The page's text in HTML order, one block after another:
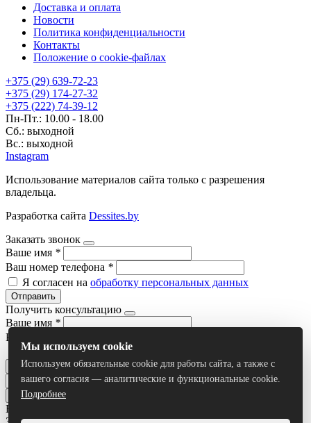
Доставка и оплата
Новости
Политика конфиденциальности
Контакты
Положение о cookie-файлах
+375 (29) 639-72-23
+375 (29) 174-27-32
+375 (222) 74-39-12
Пн-Пт.: 10.00 - 18.00
Сб.: выходной
Вс.: выходной
Instagram
Использование материалов сайта только с разрешения
владельца.
Разработка сайта Dessites.by
Заказать звонок
Ваше имя *
Ваш номер телефона *
Я согласен на обработку персональных данных
Отправить
Получить консультацию
Ваше имя *
Ваш номер телефона
Я согласен наобработку персональных данных
Отправить
Все результаты
Мы используем cookie
Используем обязательные cookie для работы сайта, а также с
вашего согласия — аналитические и функциональные cookie.
Подробнее